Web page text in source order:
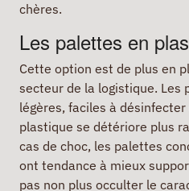
chères.
Les palettes en
Cette option est de plus en
secteur de la logistique. Les
légères, faciles à
plastique se détériore plus
cas de choc, les palettes
ont tendance à mieux
pas non plus occulter le